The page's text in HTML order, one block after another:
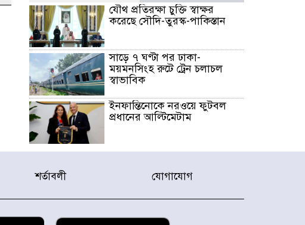
যৌথ প্রতিরক্ষা চুক্তি স্বাক্ষর
করেছে সৌদি-তুরস্ক-পাকিস্তান
সাড়ে ৭ ঘণ্টা পর ঢাকা-
ময়মনসিংহ রুটে ট্রেন চলাচল
স্বাভাবিক
ইনফান্তিনোকে নরওয়ে ফুটবল
প্রধানের আল্টিমেটাম
দেশে ভারি বৃষ্টির সতর্কবার্তা, ১০
৫৩ নং ওয়ার্ডের সড়কে নেমপ্লেট
শর্তাবলী যোগাযোগ